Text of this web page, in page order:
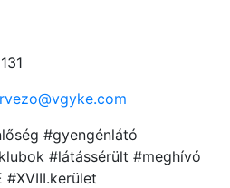
#gyengénlátó
#látássérült #meghívó
#XVIII.kerület